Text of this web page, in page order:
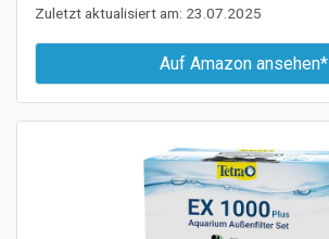
Zuletzt aktualisiert am: 23.07.2025
Auf Amazon ansehen*